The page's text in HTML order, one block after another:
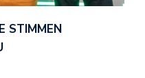
STIMMEN